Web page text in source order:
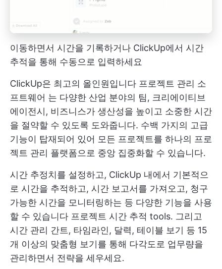
이동하면서 시간을 기록하거나 ClickUp에서 시간
추적을 통해 수동으로 입력하세요
ClickUp은 최고의 올인원입니다 프로젝트 관리 소
프트웨어 는 다양한 산업 분야의 팀, 크리에이티브
에이전시, 비즈니스가 생산성을 높이고 소중한 시간
을 절약할 수 있도록 도와줍니다. 수백 가지의 고급
기능이 탑재되어 있어 모든 프로젝트를 하나의 프로
젝트 관리 플랫폼으로 중앙 집중화할 수 있습니다.
시간 추정치를 설정하고, ClickUp 내에서 기본적으
로 시간을 추적하고, 시간 보고서를 가져오고, 청구
가능한 시간을 모니터링하는 등 다양한 기능을 사용
할 수 있습니다 프로젝트 시간 추적 tools. 그리고
시간 관리 간트, 타임라인, 달력, 테이블 보기 등 15
개 이상의 맞춤형 보기를 통해 다각도로 업무량을
관리하면서 전략을 세우세요.